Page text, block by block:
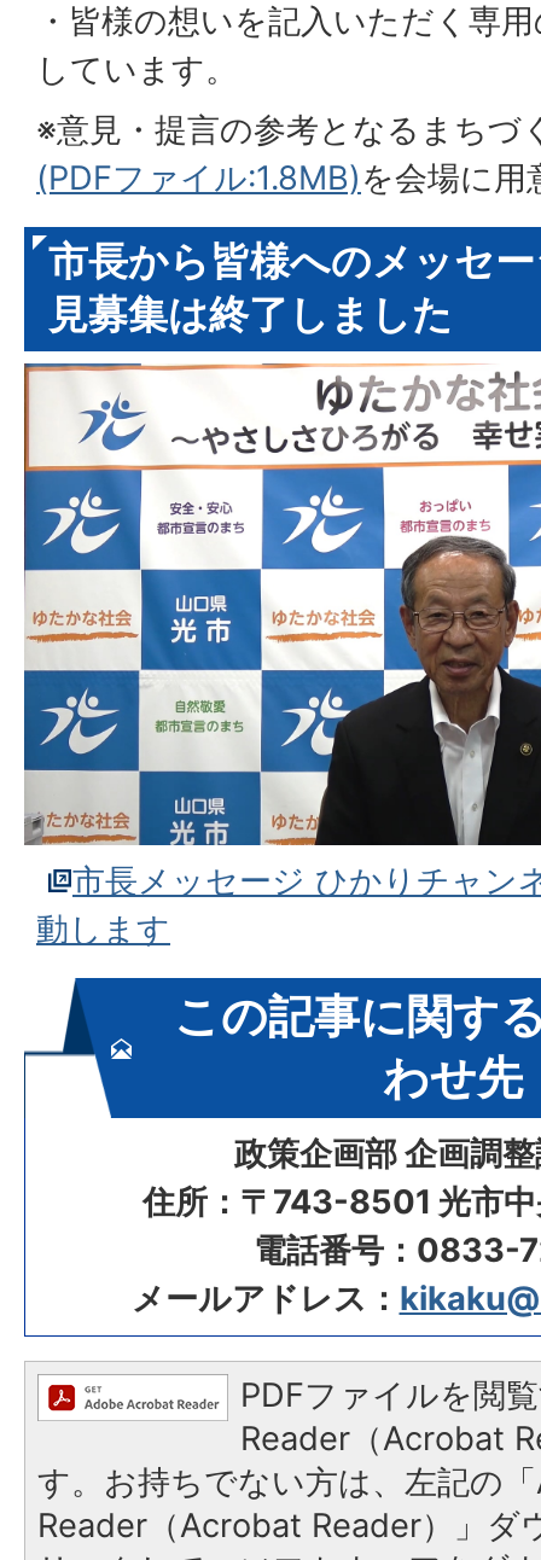
・皆様の想いを記入いただく専
しています。
※意見・提言の参考となるまちづ
(PDFファイル:1.8MB)を会場に用
市長から皆様へのメッセ
見募集は終了しました
市長メッセージ ひかりチャン
動します
この記事に関す
わせ先
政策企画部 企画調
住所：〒743-8501 光市中
電話番号：0833-
メールアドレス：
PDFファイルを閲
Reader（Acrobat
す。お持ちでない方は、左記の
Reader（Acrobat Reader）」ダ